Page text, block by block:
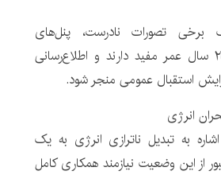
برخی تصورات نادرست، پنل‌های
خورشیدی حداقل ۲۵ سال عمر مفید دارند و اطلاع‌رسانی
استقبال عمومی منجر شود.
انرژی
به تبدیل ناترازی انرژی به یک
از این وضعیت نیازمند همکاری کامل